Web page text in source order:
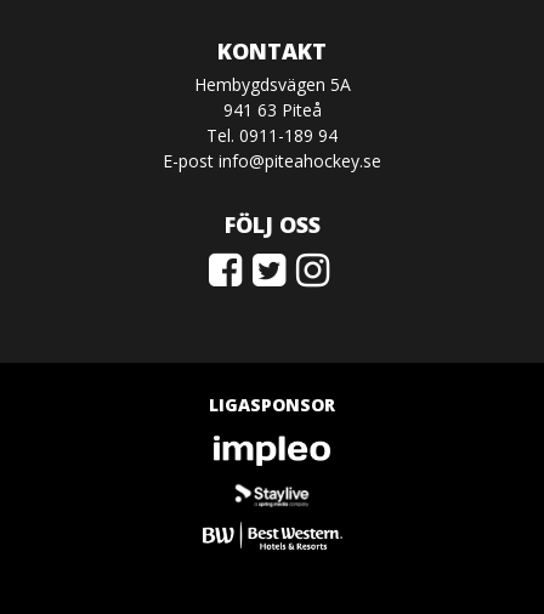
KONTAKT
Hembygdsvägen 5A
941 63 Piteå
Tel. 0911-189 94
E-post info@piteahockey.se
FÖLJ OSS
LIGASPONSOR